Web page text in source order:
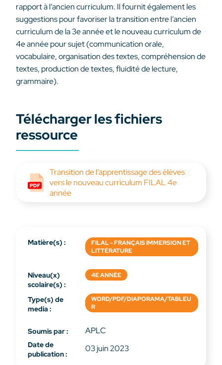
rapport à l’ancien curriculum. Il fournit également les
suggestions pour favoriser la transition entre l’ancien
curriculum de la 3e année et le nouveau curriculum de
4e année pour sujet (communication orale,
vocabulaire, organisation des textes, compréhension de
textes, production de textes, fluidité de lecture,
grammaire).
Télécharger les fichiers
ressource
Transition de l’apprentissage des élèves
vers le nouveau curriculum FILAL 4e
année
Matière(s) :
FILAL - FRANÇAIS IMMERSION ET
LITTÉRATURE
Niveau(x)
scolaire(s) :
4E ANNÉE
Type(s) de
media :
WORD/PDF/DIAPORAMA/TABLEU
R
Soumis par : APLC
Date de
publication :
03 juin 2023